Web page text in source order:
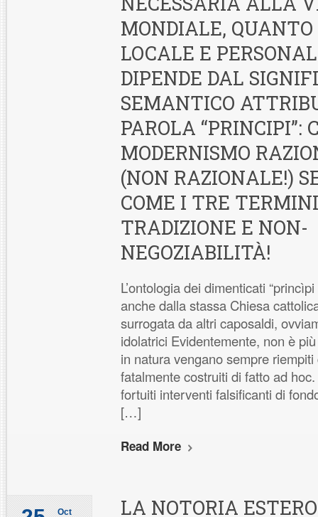
MONDIALE,
LOCALE E
DIPENDE DAL
SEMANTICO
PAROLA “PRINCIPI”:
MODERNISMO
(NON RAZIONALE!)
COME I TRE
TRADIZIONE E NON-
NEGOZIABILITÀ!
L’ontologia dei dimenticati
anche dalla stassa Chiesa
surrogata da altri caposaldi,
idolatrici Evidentemente, non è
in natura vengano sempre
fatalmente costruiti di fatto ad
fortuiti interventi falsificanti di
[…]
Read More
Oct LA NOTORIA